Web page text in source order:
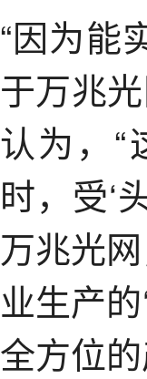
“因为能
于万兆
认为，
时，受‘
万兆光
业生产
全方位